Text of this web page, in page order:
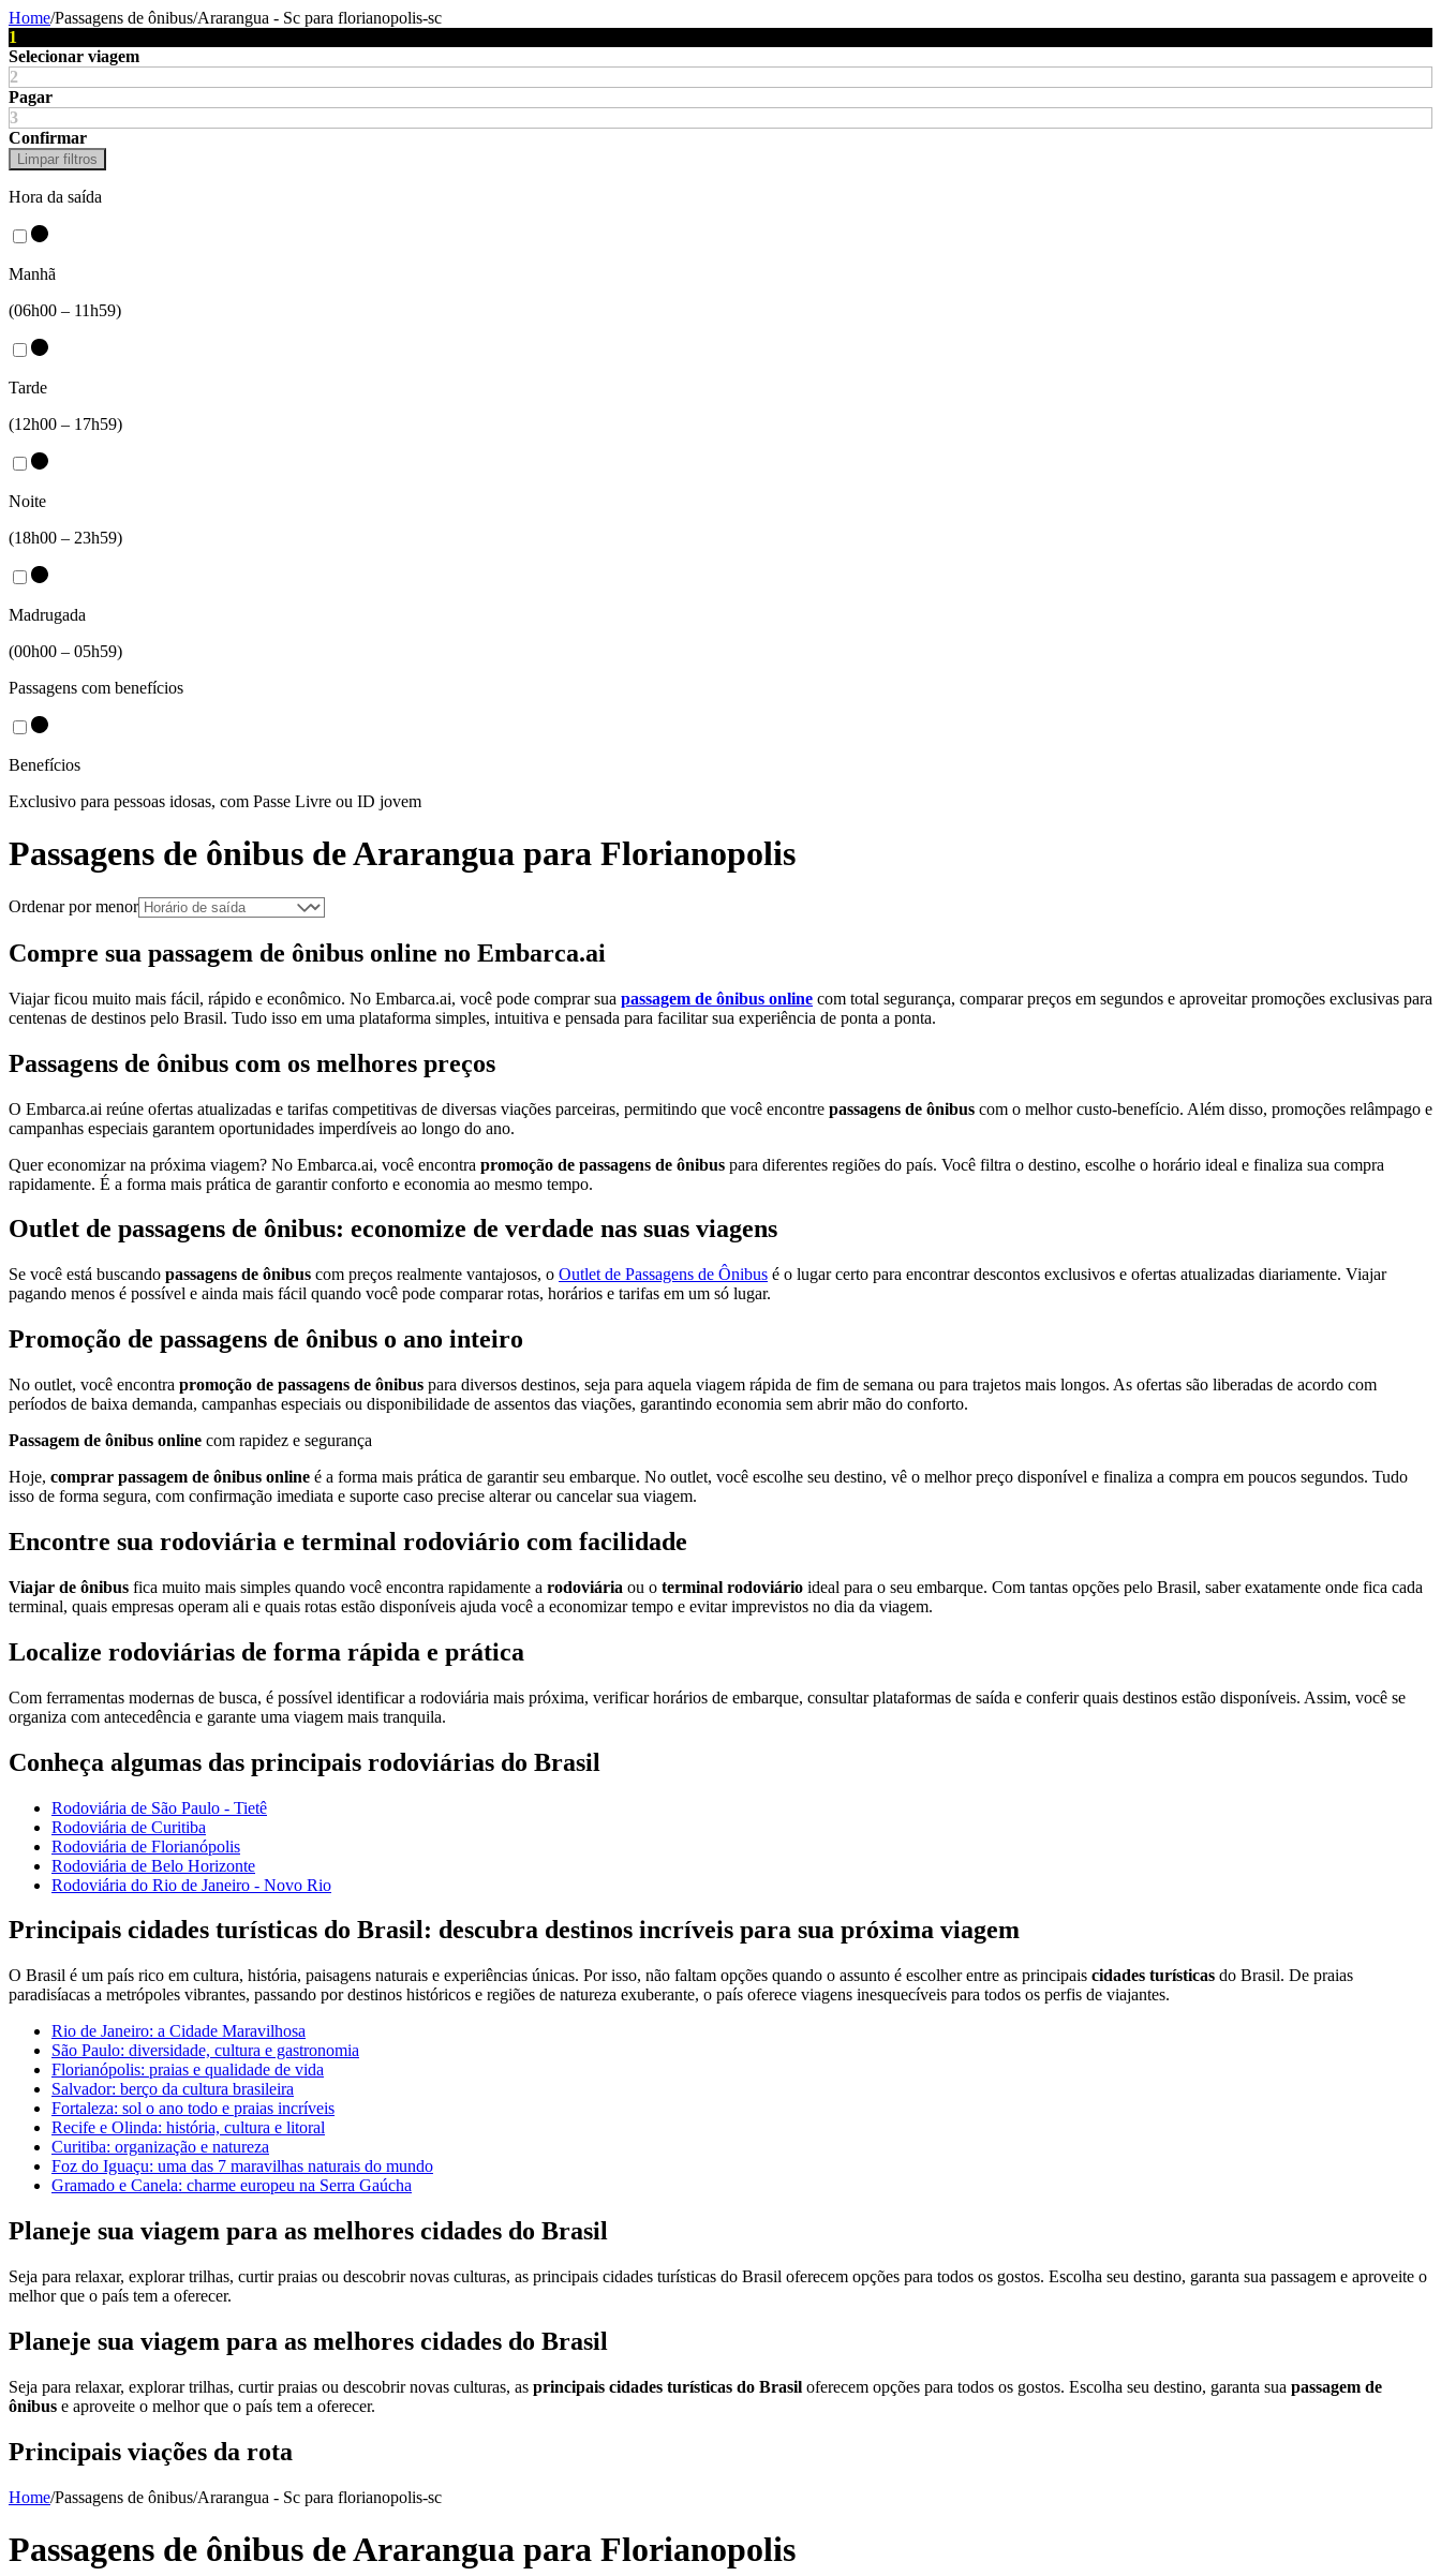
Home/Passagens de ônibus/Ararangua - Sc para florianopolis-sc
1
Selecionar viagem
2
Pagar
3
Confirmar
Limpar filtros
Hora da saída
Manhã
(06h00 – 11h59)
Tarde
(12h00 – 17h59)
Noite
(18h00 – 23h59)
Madrugada
(00h00 – 05h59)
Passagens com benefícios
Benefícios
Exclusivo para pessoas idosas, com Passe Livre ou ID jovem
Passagens de ônibus deArarangua para Florianopolis
Ordenar por menor
Compre sua passagem de ônibus online no Embarca.ai
Viajar ficou muito mais fácil, rápido e econômico. No Embarca.ai, você pode comprar sua passagem de ônibus online com total segurança, comparar preços em segundos e aproveitar promoções exclusivas para
centenas de destinos pelo Brasil. Tudo isso em uma plataforma simples, intuitiva e pensada para facilitar sua experiência de ponta a ponta.
Passagens de ônibus com os melhores preços
O Embarca.ai reúne ofertas atualizadas e tarifas competitivas de diversas viações parceiras, permitindo que você encontre passagens de ônibus com o melhor custo-benefício. Além disso, promoções relâmpago e
campanhas especiais garantem oportunidades imperdíveis ao longo do ano.
Quer economizar na próxima viagem? No Embarca.ai, você encontra promoção de passagens de ônibus para diferentes regiões do país. Você filtra o destino, escolhe o horário ideal e finaliza sua compra
rapidamente. É a forma mais prática de garantir conforto e economia ao mesmo tempo.
Outlet de passagens de ônibus: economize de verdade nas suas viagens
Se você está buscando passagens de ônibus com preços realmente vantajosos, o Outlet de Passagens de Ônibus é o lugar certo para encontrar descontos exclusivos e ofertas atualizadas diariamente. Viajar
pagando menos é possível e ainda mais fácil quando você pode comparar rotas, horários e tarifas em um só lugar.
Promoção de passagens de ônibus o ano inteiro
No outlet, você encontra promoção de passagens de ônibus para diversos destinos, seja para aquela viagem rápida de fim de semana ou para trajetos mais longos. As ofertas são liberadas de acordo com
períodos de baixa demanda, campanhas especiais ou disponibilidade de assentos das viações, garantindo economia sem abrir mão do conforto.
Passagem de ônibus online com rapidez e segurança
Hoje, comprar passagem de ônibus online é a forma mais prática de garantir seu embarque. No outlet, você escolhe seu destino, vê o melhor preço disponível e finaliza a compra em poucos segundos. Tudo
isso de forma segura, com confirmação imediata e suporte caso precise alterar ou cancelar sua viagem.
Encontre sua rodoviária e terminal rodoviário com facilidade
Viajar de ônibus fica muito mais simples quando você encontra rapidamente a rodoviária ou o terminal rodoviário ideal para o seu embarque. Com tantas opções pelo Brasil, saber exatamente onde fica cada
terminal, quais empresas operam ali e quais rotas estão disponíveis ajuda você a economizar tempo e evitar imprevistos no dia da viagem.
Localize rodoviárias de forma rápida e prática
Com ferramentas modernas de busca, é possível identificar a rodoviária mais próxima, verificar horários de embarque, consultar plataformas de saída e conferir quais destinos estão disponíveis. Assim, você se
organiza com antecedência e garante uma viagem mais tranquila.
Conheça algumas das principais rodoviárias do Brasil
Rodoviária de São Paulo - Tietê
Rodoviária de Curitiba
Rodoviária de Florianópolis
Rodoviária de Belo Horizonte
Rodoviária do Rio de Janeiro - Novo Rio
Principais cidades turísticas do Brasil: descubra destinos incríveis para sua próxima viagem
O Brasil é um país rico em cultura, história, paisagens naturais e experiências únicas. Por isso, não faltam opções quando o assunto é escolher entre as principais cidades turísticas do Brasil. De praias
paradisíacas a metrópoles vibrantes, passando por destinos históricos e regiões de natureza exuberante, o país oferece viagens inesquecíveis para todos os perfis de viajantes.
Rio de Janeiro: a Cidade Maravilhosa
São Paulo: diversidade, cultura e gastronomia
Florianópolis: praias e qualidade de vida
Salvador: berço da cultura brasileira
Fortaleza: sol o ano todo e praias incríveis
Recife e Olinda: história, cultura e litoral
Curitiba: organização e natureza
Foz do Iguaçu: uma das 7 maravilhas naturais do mundo
Gramado e Canela: charme europeu na Serra Gaúcha
Planeje sua viagem para as melhores cidades do Brasil
Seja para relaxar, explorar trilhas, curtir praias ou descobrir novas culturas, as principais cidades turísticas do Brasil oferecem opções para todos os gostos. Escolha seu destino, garanta sua passagem e aproveite o
melhor que o país tem a oferecer.
Planeje sua viagem para as melhores cidades do Brasil
Seja para relaxar, explorar trilhas, curtir praias ou descobrir novas culturas, as principais cidades turísticas do Brasil oferecem opções para todos os gostos. Escolha seu destino, garanta sua passagem de
ônibus e aproveite o melhor que o país tem a oferecer.
Principais viações da rota
Home/Passagens de ônibus/Ararangua - Sc para florianopolis-sc
Passagens de ônibus deArarangua para Florianopolis